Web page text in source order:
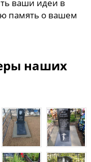
ваши идеи в
память о вашем
наших